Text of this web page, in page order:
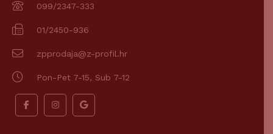
099/2347-333
01/2450-936
zpprodaja@z-profil.hr
Pon-Pet 7-15, Sub 7-12